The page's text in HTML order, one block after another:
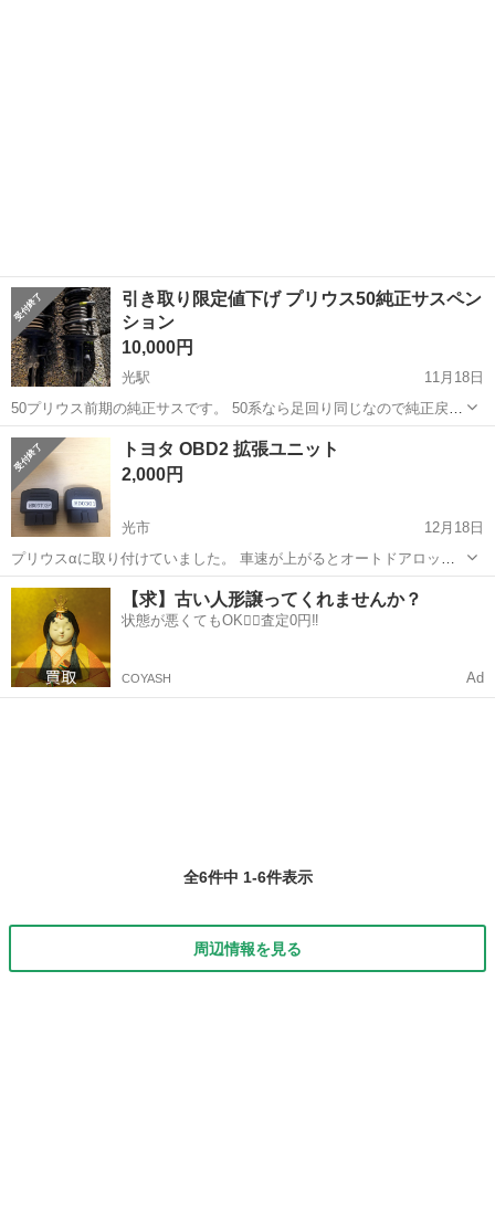
引き取り限定値下げ プリウス50純正サスペン
ション
10,000円
光駅
11月18日
50プリウス前期の純正サスです。 50系なら足回り同じなので純正戻し
にどうですか？ 56000km外しです。 ブーツの破れ、ショックのオイル
漏れありませんがあくまで素人目線です。 年数による錆や汚れはあり
ます。 引取りに来て...
山口 光市 光駅 パーツ
トヨタ OBD2 拡張ユニット
2,000円
光市
12月18日
プリウスαに取り付けていました。 車速が上がるとオートドアロック
する機能と急ブレーキ時にハザードを点灯させる機能を後付け出来る
コネクタと、 キーレスリモコンでウィンドウの開閉、ドアロック時に
全てのウィンドウを閉じる機能を...
山口 光市 パーツ キーレスリモコン
【求】古い人形譲ってくれませんか？
状態が悪くてもOK🙆‍♀️査定0円‼️
COYASH Ad
全6件中 1-6件表示
周辺情報を見る